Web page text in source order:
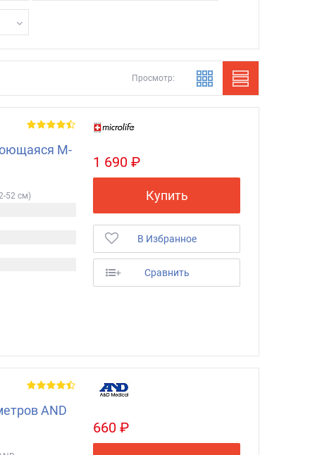
Просмотр:
М-
52 см)
1 690 ₽
Купить
В Избранное
+ Сравнить
AND
660 ₽